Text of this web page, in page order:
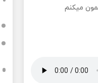
میکنم